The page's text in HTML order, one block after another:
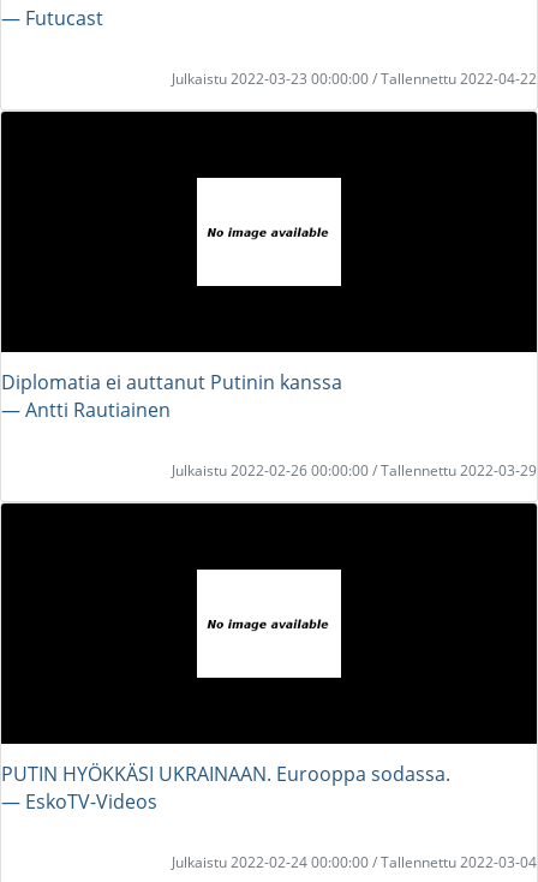
― Futucast
Julkaistu 2022-03-23 00:00:00 / Tallennettu 2022-04-22
Diplomatia ei auttanut Putinin kanssa
― Antti Rautiainen
Julkaistu 2022-02-26 00:00:00 / Tallennettu 2022-03-29
PUTIN HYÖKKÄSI UKRAINAAN. Eurooppa sodassa.
― EskoTV-Videos
Julkaistu 2022-02-24 00:00:00 / Tallennettu 2022-03-04